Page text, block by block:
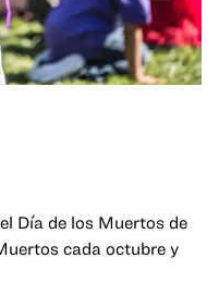
Día de los Muertos de
cada octubre y